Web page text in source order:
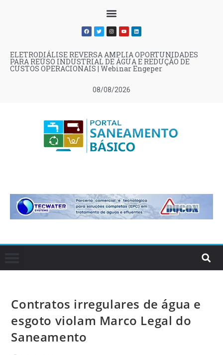
08/08/2026
ELETRODIÁLISE REVERSA AMPLIA OPORTUNIDADES
PARA REÚSO INDUSTRIAL DE ÁGUA E REDUÇÃO DE
CUSTOS OPERACIONAIS | Webinar Engeper
Contratos irregulares de água e
esgoto violam Marco Legal do
Saneamento